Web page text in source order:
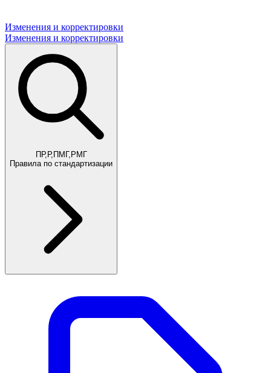
Изменения и корректировки
Изменения и корректировки
ПР,Р,ПМГ,РМГ
Правила по стандартизации